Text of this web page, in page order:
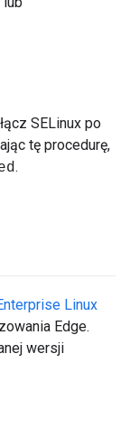
SELinux po
tę procedurę,
.
Linux
Edge.
wersji